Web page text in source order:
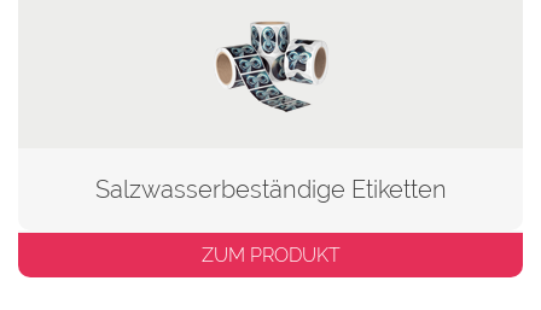
Salzwasserbeständige Etiketten
ZUM PRODUKT